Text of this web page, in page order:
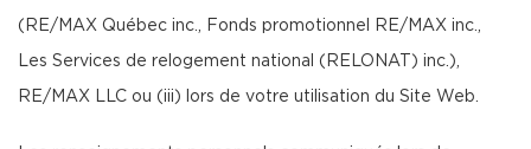
(RE/MAX Québec inc., Fonds promotionnel RE/MAX inc.,
Les Services de relogement national (RELONAT) inc.),
RE/MAX LLC ou (iii) lors de votre utilisation du Site Web.